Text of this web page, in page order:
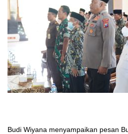
Budi Wiyana menyampaikan pesan